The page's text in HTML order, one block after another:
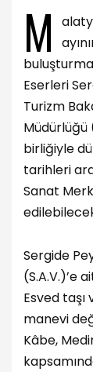
M
Eserleri
Turizm
Müdürlüğü
birliğiyle
tarihleri
Sanat
Sergide
(S.A.V.)’e
Esved
manevi
Kâbe,